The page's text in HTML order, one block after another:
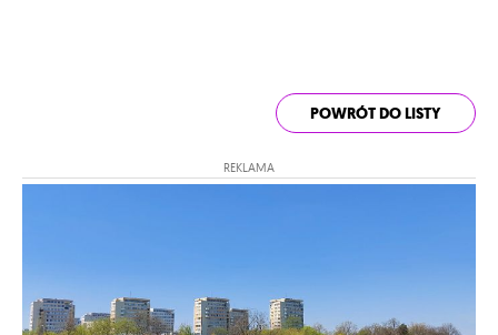
POWRÓT DO LISTY
REKLAMA